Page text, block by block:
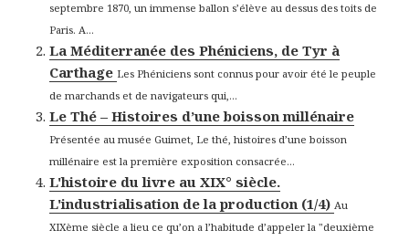
septembre 1870, un immense ballon s’élève au dessus des toits de
Paris. A...
La Méditerranée des Phéniciens, de Tyr à
Carthage Les Phéniciens sont connus pour avoir été le peuple
de marchands et de navigateurs qui,...
Le Thé – Histoires d’une boisson millénaire
Présentée au musée Guimet, Le thé, histoires d’une boisson
millénaire est la première exposition consacrée...
L'histoire du livre au XIX° siècle.
L'industrialisation de la production (1/4)Au
XIXème siècle a lieu ce qu’on a l’habitude d’appeler la "deuxième